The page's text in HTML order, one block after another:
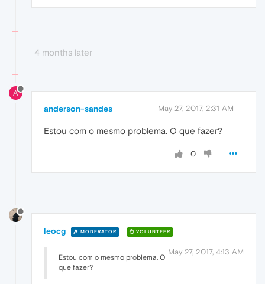
4 months later
A
anderson-sandes May 27, 2017, 2:31 AM
Estou com o mesmo problema. O que fazer?
0
leocg MODERATOR VOLUNTEER
May 27, 2017, 4:13 AM
Estou com o mesmo problema. O
que fazer?